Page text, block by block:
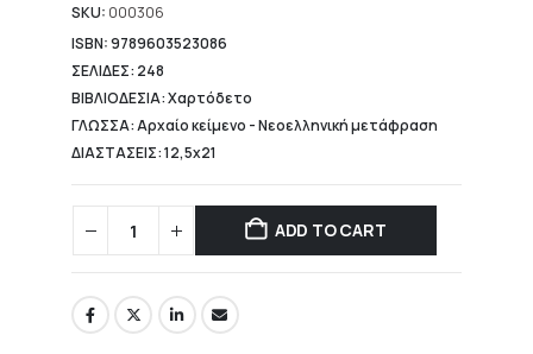
13,28 €.
SKU: 000306
ISBN: 9789603523086
ΣΕΛΙΔΕΣ: 248
ΒΙΒΛΙΟΔΕΣΙΑ: Χαρτόδετο
ΓΛΩΣΣΑ: Αρχαίο κείμενο - Νεοελληνική μετάφραση
ΔΙΑΣΤΑΣΕΙΣ: 12,5x21
ADD TO CART